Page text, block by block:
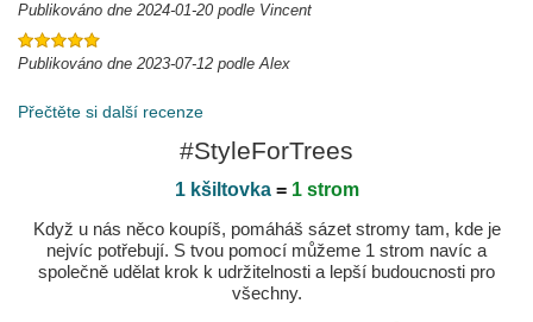
Publikováno dne 2024-01-20 podle Vincent
Publikováno dne 2023-07-12 podle Alex
Přečtěte si další recenze
#StyleForTrees
1 kšiltovka= 1 strom
Když u nás něco koupíš, pomáháš sázet stromy tam, kde je
nejvíc potřebují. S tvou pomocí můžeme 1 strom navíc a
společně udělat krok k udržitelnosti a lepší budoucnosti pro
všechny.